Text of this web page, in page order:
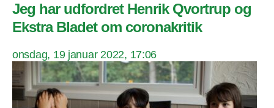
Jeg har udfordret Henrik Qvortrup og
Ekstra Bladet om coronakritik
onsdag, 19 januar 2022, 17:06